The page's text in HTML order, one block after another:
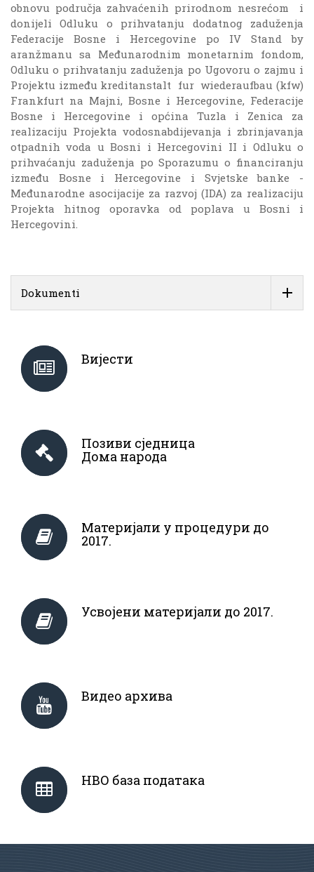
obnovu područja zahvaćenih prirodnom nesrećom i
donijeli Odluku o prihvatanju dodatnog zaduženja
Federacije Bosne i Hercegovine po IV Stand by
aranžmanu sa Međunarodnim monetarnim fondom,
Odluku o prihvatanju zaduženja po Ugovoru o zajmu i
Projektu između kreditanstalt fur wiederaufbau (kfw)
Frankfurt na Majni, Bosne i Hercegovine, Federacije
Bosne i Hercegovine i općina Tuzla i Zenica za
realizaciju Projekta vodosnabdijevanja i zbrinjavanja
otpadnih voda u Bosni i Hercegovini II i Odluku o
prihvaćanju zaduženja po Sporazumu o financiranju
između Bosne i Hercegovine i Svjetske banke -
Međunarodne asocijacije za razvoj (IDA) za realizaciju
Projekta hitnog oporavka od poplava u Bosni i
Hercegovini.
Dokumenti
Вијести
Позиви сједница
Дома народа
Материјали у процедури до
2017.
Усвојени материјали до 2017.
Видео архива
НВО база података